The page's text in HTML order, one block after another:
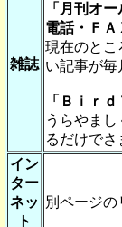
雑誌
「月刊オ
電話・Ｆ
現在のとこ
い記事が毎
「Ｂｉｒ
うらやま
るだけで
イン
ター
ネッ
ト
別ページの